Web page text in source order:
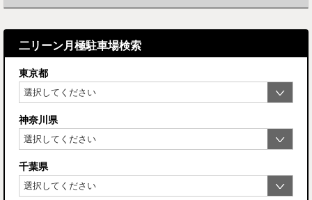
二リーン月極駐車場検索
東京都
神奈川県
千葉県